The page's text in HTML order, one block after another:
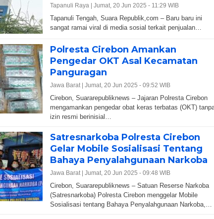
Tapanuli Raya | Jumat, 20 Jun 2025 - 11:29 WIB
Tapanuli Tengah, Suara Republik,com – Baru baru ini
sangat ramai viral di media sosial terkait penjualan…
Polresta Cirebon Amankan
Pengedar OKT Asal Kecamatan
Panguragan
Jawa Barat | Jumat, 20 Jun 2025 - 09:52 WIB
Cirebon, Suararepubliknews – Jajaran Polresta Cirebon
mengamankan pengedar obat keras terbatas (OKT)
izin resmi berinisial…
Satresnarkoba Polresta Cirebon
Gelar Mobile Sosialisasi Tentang
Bahaya Penyalahgunaan Narkoba
Jawa Barat | Jumat, 20 Jun 2025 - 09:48 WIB
Cirebon, Suararepubliknews – Satuan Reserse Narkoba
(Satresnarkoba) Polresta Cirebon menggelar Mobile
Sosialisasi tentang Bahaya Penyalahgunaan Narkoba,…